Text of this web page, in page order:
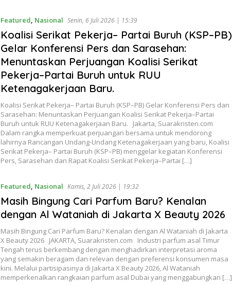
Featured, Nasional Senin, 6 Juli 2026 | 15:39
Koalisi Serikat Pekerja– Partai Buruh (KSP–PB)
Gelar Konferensi Pers dan Sarasehan:
Menuntaskan Perjuangan Koalisi Serikat
Pekerja–Partai Buruh untuk RUU
Ketenagakerjaan Baru.
Koalisi Serikat Pekerja– Partai Buruh (KSP–PB) Gelar Konferensi Pers dan
Sarasehan: Menuntaskan Perjuangan Koalisi Serikat Pekerja–Partai
Buruh untuk RUU Ketenagakerjaan Baru. Jakarta, Suarakristen.com
Dalam rangka memperkuat perjuangan bersama untuk mendorong
lahirnya Rancangan Undang-Undang Ketenagakerjaan yang baru, Koalisi
Serikat Pekerja– Partai Buruh (KSP–PB) menggelar kegiatan Konferensi
Pers, Sarasehan dan Rapat Koalisi Serikat Pekerja–Partai […]
Featured, Nasional Kamis, 2 Juli 2026 | 19:32
Masih Bingung Cari Parfum Baru? Kenalan
dengan Al Wataniah di Jakarta X Beauty 2026
​Masih Bingung Cari Parfum Baru? Kenalan dengan Al Wataniah di Jakarta
X Beauty 2026 JAKARTA, Suarakristen.com Industri parfum asal Timur
Tengah terus berkembang dengan menghadirkan interpretasi aroma
yang semakin beragam dan relevan dengan preferensi konsumen masa
kini. Melalui partisipasinya di Jakarta X Beauty 2026, Al Wataniah
memperkenalkan rangkaian parfum asal Dubai yang menggabungkan […]